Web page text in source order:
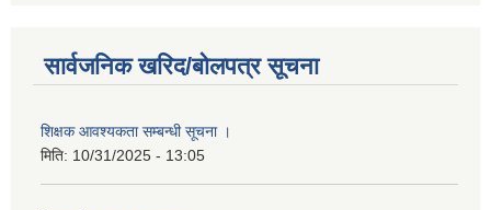
सार्वजनिक खरिद/बोलपत्र सूचना
शिक्षक आवश्यकता सम्बन्धी सूचना ।
मिति: 10/31/2025 - 13:05